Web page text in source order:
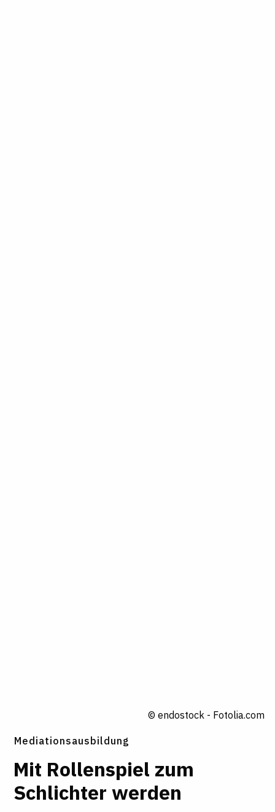
© endostock - Fotolia.com
Mediationsausbildung
Mit Rollenspiel zum
Schlichter werden